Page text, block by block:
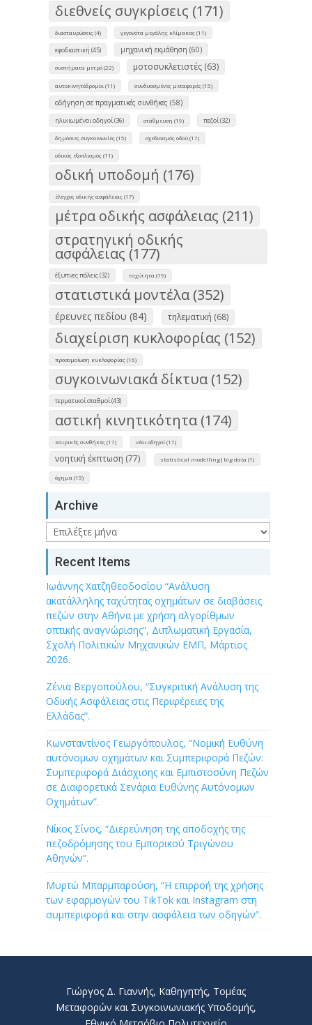
διεθνείς συγκρίσεις (171)
διασταυρώσεις (4) γεγονότα μεγάλης κλίμακας (11)
εφοδιαστική (45) μηχανική εκμάθηση (60)
συστήματα μετρό (22) μοτοσυκλετιστές (63)
αυτοκινητόδρομοι (11) συνδυασμένες μεταφορές (15)
οδήγηση σε πραγματικές συνθήκες (58)
ηλικιωμένοι οδηγοί (36) στάθμευση (19) πεζοί (32)
δημόσιες συγκοινωνίες (15) σχεδιασμός οδού (17)
οδικός εξοπλισμός (11)
οδική υποδομή (176)
έλεγχος οδικής ασφάλειας (17)
μέτρα οδικής ασφάλειας (211)
στρατηγική οδικής
ασφάλειας (177)
έξυπνες πόλεις (32) ταχύτητα (19)
στατιστικά μοντέλα (352)
έρευνες πεδίου (84) τηλεματική (68)
διαχείριση κυκλοφορίας (152)
προσομοίωση κυκλοφορίας (16)
συγκοινωνιακά δίκτυα (152)
τερματικοί σταθμοί (43)
αστική κινητικότητα (174)
καιρικές συνθήκες (17) νέοι οδηγοί (17)
νοητική έκπτωση (77) statistical modelling|big data (1)
όχημα (15)
Archive
Archive
Recent Items
Ιωάννης Χατζηθεοδοσίου “Ανάλυση
ακατάλληλης ταχύτητας οχημάτων σε διαβάσεις
πεζών στην Αθήνα με χρήση αλγορίθμων
οπτικής αναγνώρισης”, Διπλωματική Εργασία,
Σχολή Πολιτικών Μηχανικών ΕΜΠ, Μάρτιος
2026.
Ζένια Βεργοπούλου, “Συγκριτική Ανάλυση της
Οδικής Ασφάλειας στις Περιφέρειες της
Ελλάδας”.
Κωνσταντίνος Γεωργόπουλος, “Νομική Ευθύνη
αυτόνομων οχημάτων και Συμπεριφορά Πεζών:
Συμπεριφορά Διάσχισης και Εμπιστοσύνη Πεζών
σε Διαφορετικά Σενάρια Ευθύνης Αυτόνομων
Οχημάτων”.
Νίκος Σίνος, “Διερεύνηση της αποδοχής της
πεζοδρόμησης του Εμπορικού Τριγώνου
Αθηνών”.
Μυρτώ Μπαρμπαρούση, “Η επιρροή της χρήσης
των εφαρμογών του TikTok και Instagram στη
συμπεριφορά και στην ασφάλεια των οδηγών”.
Γιώργος Δ. Γιαννής, Καθηγητής, Τομέας
Μεταφορών και Συγκοινωνιακής Υποδομής,